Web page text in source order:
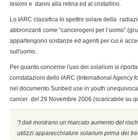
lesioni e danni alla retina ed al cristallino.
Lo IARC classifica lo spettro solare della
abbronzanti come “cancerogeni per l’uomo”
appartengono sostanze ed agenti per cui è
sull'uomo.
Per quanto concerne l'uso dei solarium si
constatazioni dello IARC (International Agency
nel documento Sunbed use in youth
cancer del 29 Novembre 2006 (scaricabile su
''I dati mostrano un marcato aumento del
utilizzi apparecchiature solarium prima dei